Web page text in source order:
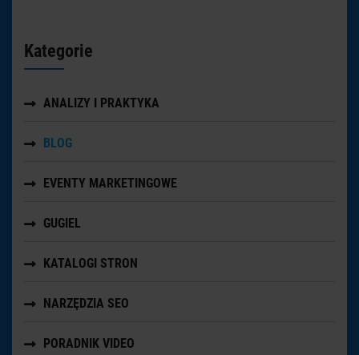
Kategorie
ANALIZY I PRAKTYKA
BLOG
EVENTY MARKETINGOWE
GUGIEL
KATALOGI STRON
NARZĘDZIA SEO
PORADNIK VIDEO